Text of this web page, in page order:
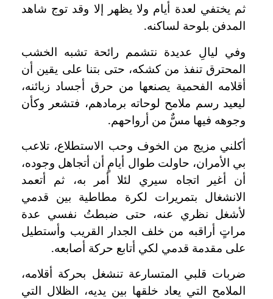
ثم يختفي لعدة أيام ولا يظهر إلا وقد توج شاهد
المدفن بلوحة لساكنه.
وفي ليالِ عديدة نتشمم رائحة تشبه الخشب
المحترق تنفذ من كشكه، حتى بتنا على يقين أن
أقلامه الفحمية يصنعها من حرق أجساد زبائنه،
ليعيد رسم ملامح لوحاته برمادهم، فتشعر وكأن
وجوهه فيها مسٌّ من أرواحهم.
أكلني مزيج من الخوف وحب الاستطلاع، تلاعب
بي الأمران، حاولت طوال أيامٍ أن أتجاهل وجوده،
أن أغير اتجاه سيري لئلا أمر به، ثم أتعمد
الانشغال بتمريرات لكرة مطاطية بين قدمي
لأشغل نظري عنه، حتى ضبطتُ نفسي عدة
مراتٍ أراقبه من خلف الجدار القريب وأستطيل
على مقدمة قدمي لكي أتابع حركة أصابعه.
ضربات قلبي المتسارعة تنشغل بحركة أقلامه،
الملامح التي يعاد خلقها بين يديه، الظلال التي